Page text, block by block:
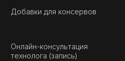
Добавки для консервов
Онлайн-консультация
технолога (запись)